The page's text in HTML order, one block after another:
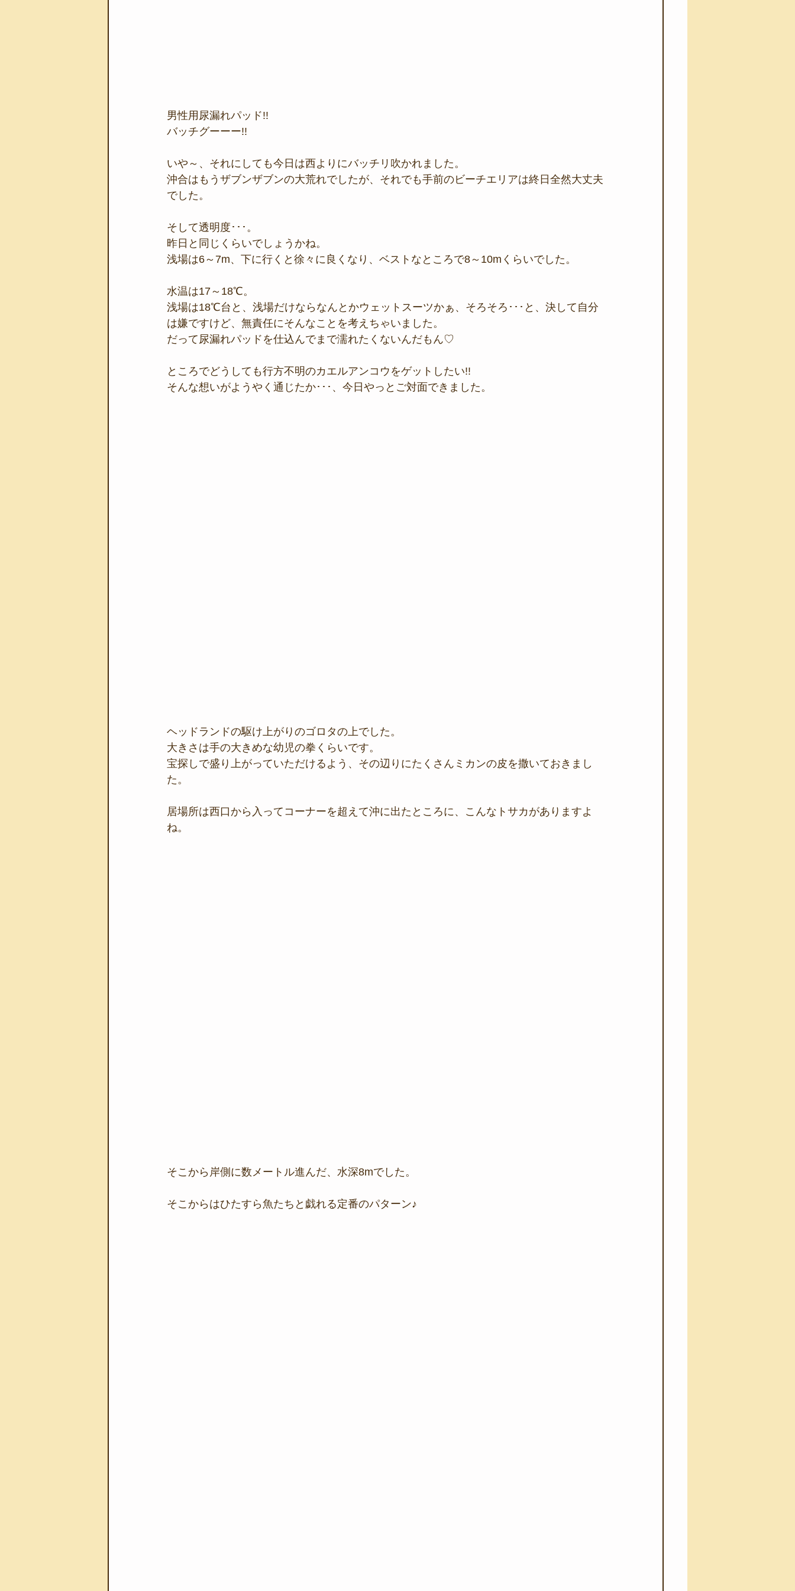
男性用尿漏れパッド!!
バッチグーーー!!
いや～、それにしても今日は西よりにバッチリ吹かれました。
沖合はもうザブンザブンの大荒れでしたが、それでも手前のビーチエリアは終日全然大丈夫
でした。
そして透明度･･･。
昨日と同じくらいでしょうかね。
浅場は6～7m、下に行くと徐々に良くなり、ベストなところで8～10mくらいでした。
水温は17～18℃。
浅場は18℃台と、浅場だけならなんとかウェットスーツかぁ、そろそろ･･･と、決して自分
は嫌ですけど、無責任にそんなことを考えちゃいました。
だって尿漏れパッドを仕込んでまで濡れたくないんだもん♡
ところでどうしても行方不明のカエルアンコウをゲットしたい!!
そんな想いがようやく通じたか･･･、今日やっとご対面できました。
ヘッドランドの駆け上がりのゴロタの上でした。
大きさは手の大きめな幼児の拳くらいです。
宝探しで盛り上がっていただけるよう、その辺りにたくさんミカンの皮を撒いておきまし
た。
居場所は西口から入ってコーナーを超えて沖に出たところに、こんなトサカがありますよ
ね。
そこから岸側に数メートル進んだ、水深8mでした。
そこからはひたすら魚たちと戯れる定番のパターン♪